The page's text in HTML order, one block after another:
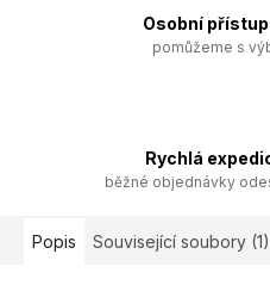
Osobní
pomůžeme s
Rychlá
běžné objednávky
Popis Související soubory (1)